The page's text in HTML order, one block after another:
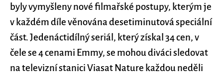
byly vymyšleny nové filmařské postupy, kterým je
v každém díle věnována desetiminutová speciální
část. Jedenáctidílný seriál, který získal 34 cen, v
čele se 4 cenami Emmy, se mohou diváci sledovat
na televizní stanici Viasat Nature každou neděli